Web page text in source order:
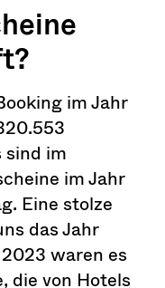
im Jahr
im
im Jahr
Eine stolze
das Jahr
waren es
die von Hotels